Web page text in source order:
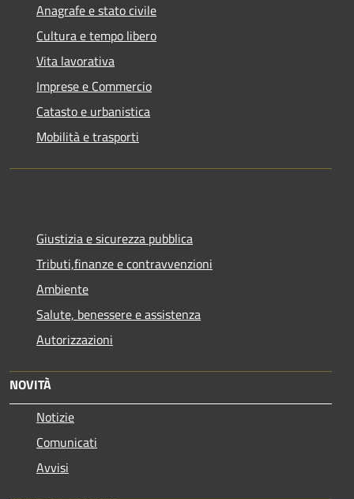
Anagrafe e stato civile
Cultura e tempo libero
Vita lavorativa
Imprese e Commercio
Catasto e urbanistica
Mobilità e trasporti
Giustizia e sicurezza pubblica
Tributi,finanze e contravvenzioni
Ambiente
Salute, benessere e assistenza
Autorizzazioni
NOVITÀ
Notizie
Comunicati
Avvisi